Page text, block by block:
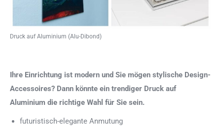
Druck auf Aluminium (Alu-Dibond)
Ihre Einrichtung ist modern und Sie mögen stylische Design-
Accessoires? Dann könnte ein trendiger Druck auf
Aluminium die richtige Wahl für Sie sein.
futuristisch-elegante Anmutung